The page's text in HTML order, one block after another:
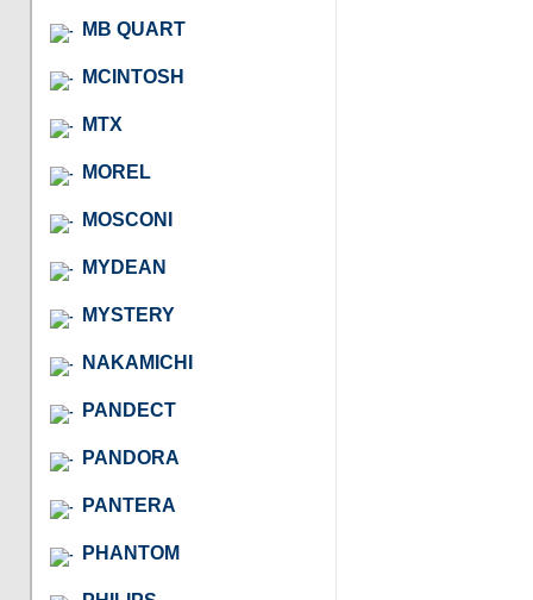
MB QUART
MCINTOSH
MTX
MOREL
MOSCONI
MYDEAN
MYSTERY
NAKAMICHI
PANDECT
PANDORA
PANTERA
PHANTOM